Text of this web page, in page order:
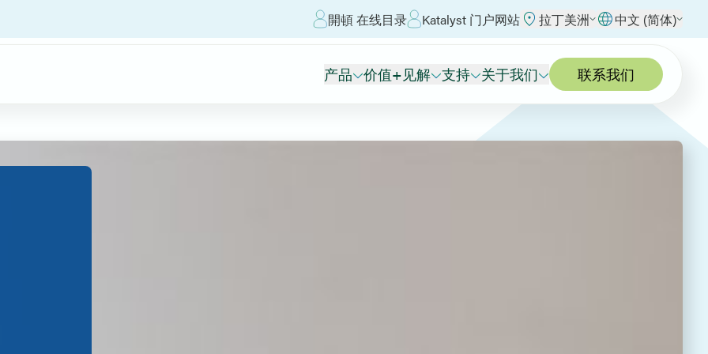
開頓 在线目录 Katalyst 门户网站 拉丁美洲 中文 (简体)
产品 价值+见解 支持 关于我们 联系我们